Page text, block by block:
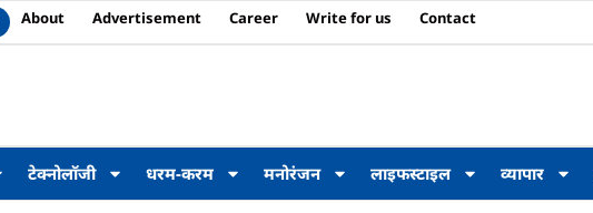
About Advertisement Career Write for us Contact
टेक्नोलॉजी धरम-करम मनोरंजन लाइफस्टाइल व्यापार